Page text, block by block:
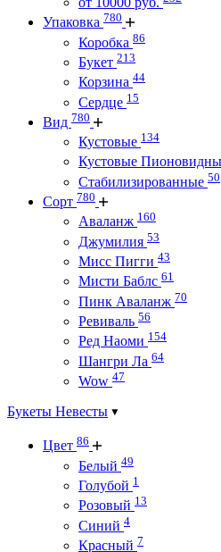
Упаковка 780
Коробка 86
Букет 213
Корзина 44
Сердце 15
Вид 780
Кустовые 134
Кустовые
Стабилизированные 50
Сорт 780
Аваланж 160
Джумилия 53
Мисс Пигги 43
Мисти Баблс 61
Пинк Аваланж 70
Ревиваль 56
Ред Наоми 154
Шангри Ла 64
Wow 47
Букеты Невесты
Цвет 86
Белый 49
Голубой 1
Розовый 13
Синий 4
Красный 7